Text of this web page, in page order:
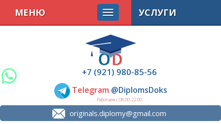
+7 (921) 980-85-56
Telegram @DiplomsDoks
Работаем с 08.00-22.00
originals.diplomy@gmail.com
МЕНЮ УСЛУГИ